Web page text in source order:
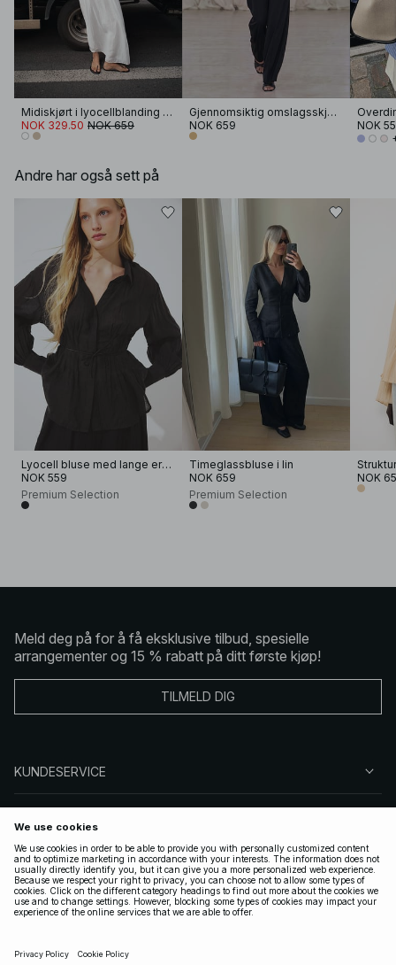
Midiskjørt i lyocellblanding med plissert detalj
NOK 329.50 NOK 659
Gjennomsiktig omslagsskjorte i lyocellblanding
NOK 659
NOK
Andre har også sett på
Lyocell bluse med lange ermer i ren pintuck
NOK 559
Premium Selection
Timeglassbluse i lin
NOK 659
Premium Selection
NOK
Meld deg på for å få eksklusive tilbud, spesielle
arrangementer og 15 % rabatt på ditt første kjøp!
TILMELD DIG
KUNDESERVICE
FØLG OSS
LOVLIG